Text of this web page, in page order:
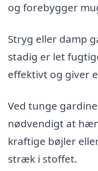
og forebygger
Stryg eller damp
stadig er let
effektivt og giver
Ved tunge
nødvendigt at
kraftige bøjler
stræk i stoffet.